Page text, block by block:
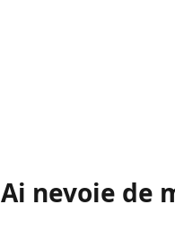
Ai nevoie de